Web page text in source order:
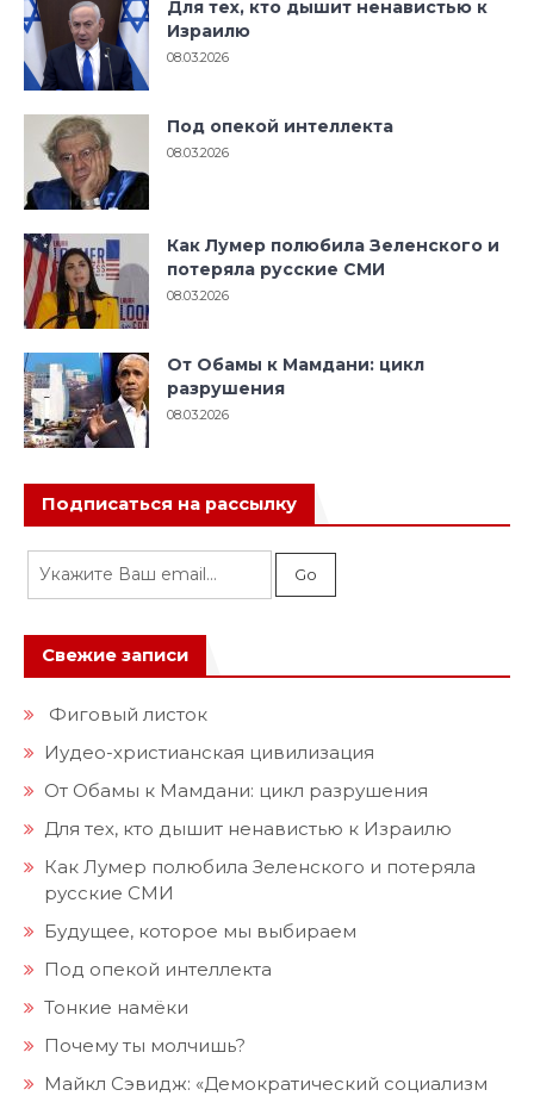
Для тех, кто дышит ненавистью к
Израилю
08.03.2026
Под опекой интеллекта
08.03.2026
Как Лумер полюбила Зеленского и
потеряла русские СМИ
08.03.2026
От Обамы к Мамдани: цикл
разрушения
08.03.2026
Подписаться на рассылку
Свежие записи
Фиговый листок
Иудео-христианская цивилизация
От Обамы к Мамдани: цикл разрушения
Для тех, кто дышит ненавистью к Израилю
Как Лумер полюбила Зеленского и потеряла
русские СМИ
Будущее, которое мы выбираем
Под опекой интеллекта
Тонкие намёки
Почему ты молчишь?
Майкл Сэвидж: «Демократический социализм